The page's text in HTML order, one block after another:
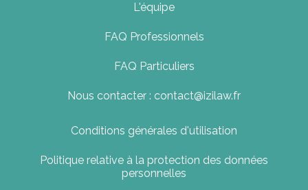
L'équipe
FAQ Professionnels
FAQ Particuliers
Nous contacter : contact@izilaw.fr
Conditions générales d'utilisation
Politique relative à la protection des données
personnelles